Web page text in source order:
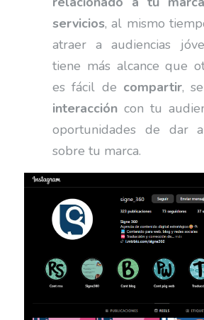
servicios, al mismo
atraer a audiencias
tiene más alcance que
es fácil de compartir,
interacción con tu
oportunidades de dar a
sobre tu marca.